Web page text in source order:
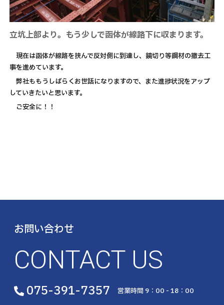
立坑上部より。もう少しで函体が線路下に収まります。
現在は函体が線路を挟んで反対側に到達し、鏡切り等鋼材の撤去工
事を進めています。
弊社ももうしばらくお世話になりますので、また進捗状況をアップ
していきたいと思います。
ご安全に！！
お問い合わせ
CONTACT US
075-391-7357 営業時間 9：00 - 18：00